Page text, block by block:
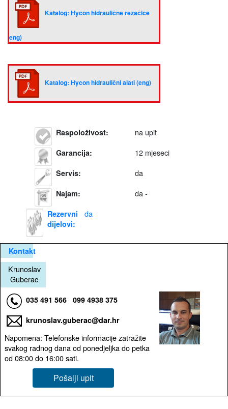
Katalog: Hycon hidraulične rezačice
eng)
Katalog: Hycon hidraulični alati (eng)
Raspoloživost: na upit
Garancija: 12 mjeseci
Servis: da
Najam: da -
Rezervni
dijelovi:
da
Kontakt
Krunoslav
Guberac
035 491 566 099 4938 375
krunoslav.guberac@dar.hr
Napomena: Telefonske informacije zatražite
svakog radnog dana od ponedjeljka do petka
od 08:00 do 16:00 sati.
Pošalji upit